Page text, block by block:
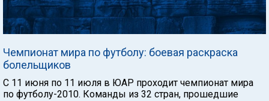
Чемпионат мира по футболу: боевая раскраска
болельщиков
С 11 июня по 11 июля в ЮАР проходит чемпионат мира
по футболу-2010. Команды из 32 стран, прошедшие